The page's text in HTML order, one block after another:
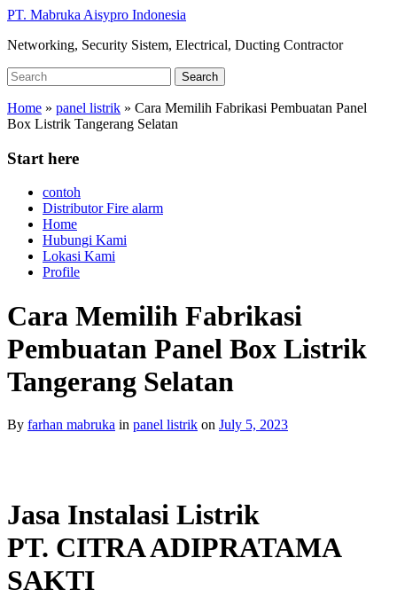
Skip
main
PT. Mabruka Aisypro Indonesia
Networking, Security Sistem, Electrical, Ducting Contractor
Search
for:
Search
Home » panel listrik » Cara Memilih Fabrikasi Pembuatan Panel
Box Listrik Tangerang Selatan
Start here
contoh
Distributor Fire alarm
Home
Hubungi Kami
Lokasi Kami
Profile
Cara Memilih Fabrikasi
Pembuatan Panel Box Listrik
Tangerang Selatan
By farhan mabruka in panel listrik on July 5, 2023
Jasa Instalasi Listrik
PT. CITRA ADIPRATAMA
SAKTI